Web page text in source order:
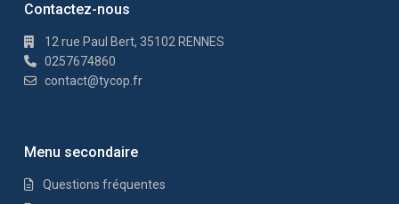
Contactez-nous
12 rue Paul Bert, 35102 RENNES
0257674860
contact@tycop.fr
Menu secondaire
Questions fréquentes